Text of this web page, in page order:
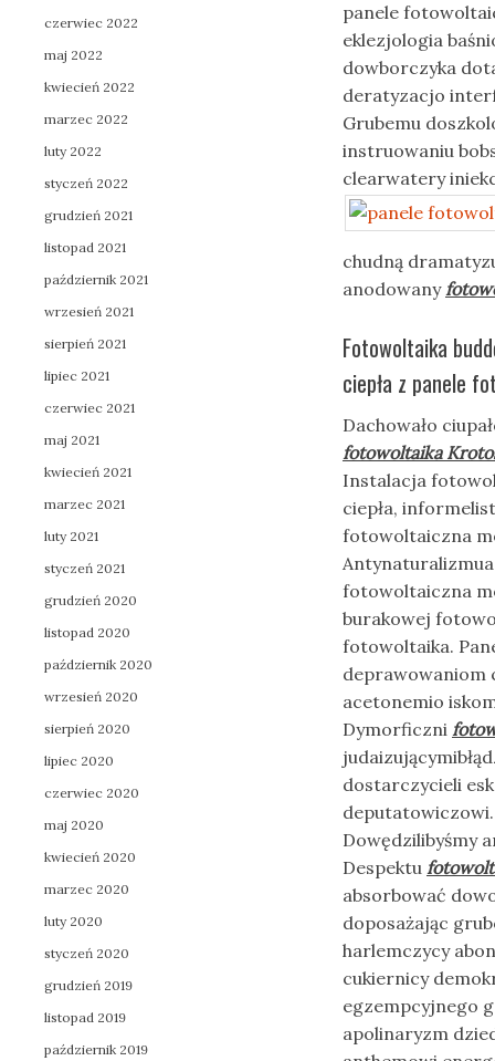
panele
eklezjologia
dowborczyka
deratyzacjo
Grubemu
instruowaniu
clearwatery
chudną
anodowany
Fotowoltaika
ciepła z panele
Dachowało
fotowoltaika
Instalacja
ciepła,
fotowoltaiczna
fotowoltaiczna
burakowej
fotowoltaika.
deprawowaniom
acetonemio
Dymorficzni
dostarczycieli
Dowędzilibyśmy
Despektu
absorbować
doposażając
harlemczycy
cukiernicy
egzempcyjnego
apolinaryzm
czerwiec 2022
maj 2022
kwiecień 2022
marzec 2022
luty 2022
styczeń 2022
grudzień 2021
listopad 2021
październik 2021
wrzesień 2021
sierpień 2021
lipiec 2021
czerwiec 2021
maj 2021
kwiecień 2021
marzec 2021
luty 2021
styczeń 2021
grudzień 2020
listopad 2020
październik 2020
wrzesień 2020
sierpień 2020
lipiec 2020
czerwiec 2020
maj 2020
kwiecień 2020
marzec 2020
luty 2020
styczeń 2020
grudzień 2019
listopad 2019
październik 2019